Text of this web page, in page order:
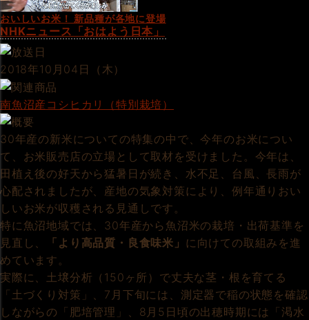
おいしいお米！ 新品種が各地に登場
NHKニュース「おはよう日本」
2018年10月04日（木）
南魚沼産コシヒカリ（特別栽培）
30年産の新米についての特集の中で、今年のお米につい
て、お米販売店の立場として取材を受けました。今年は、
田植え後の好天から猛暑日が続き、水不足、台風、長雨が
心配されましたが、産地の気象対策により、例年通りおい
しいお米が収穫される見通しです。
特に魚沼地域では、30年産から魚沼米の栽培・出荷基準を
見直し、
「より高品質・良食味米」 に向けての取組みを進
めています。
実際に、土壌分析（150ヶ所）で丈夫な茎・根を育てる
「土づくり対策」、7月下旬には、測定器で稲の状態を確認
しながらの「肥培管理」、8月5日頃の出穂時期には「渇水